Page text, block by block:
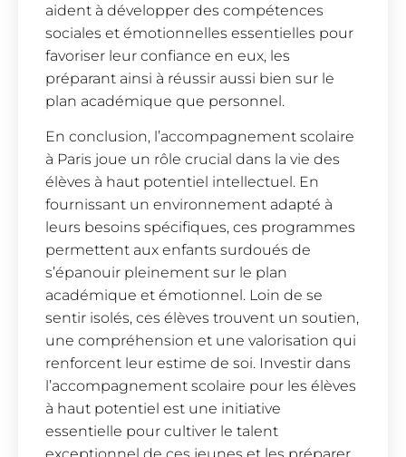
aident à développer des compétences
sociales et émotionnelles essentielles pour
favoriser leur confiance en eux, les
préparant ainsi à réussir aussi bien sur le
plan académique que personnel.
En conclusion, l’accompagnement scolaire
à Paris joue un rôle crucial dans la vie des
élèves à haut potentiel intellectuel. En
fournissant un environnement adapté à
leurs besoins spécifiques, ces programmes
permettent aux enfants surdoués de
s’épanouir pleinement sur le plan
académique et émotionnel. Loin de se
sentir isolés, ces élèves trouvent un soutien,
une compréhension et une valorisation qui
renforcent leur estime de soi. Investir dans
l’accompagnement scolaire pour les élèves
à haut potentiel est une initiative
essentielle pour cultiver le talent